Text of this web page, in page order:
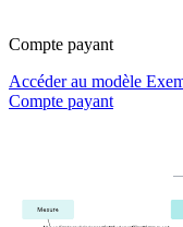
Compte payant
Accéder au modèle
Compte payant